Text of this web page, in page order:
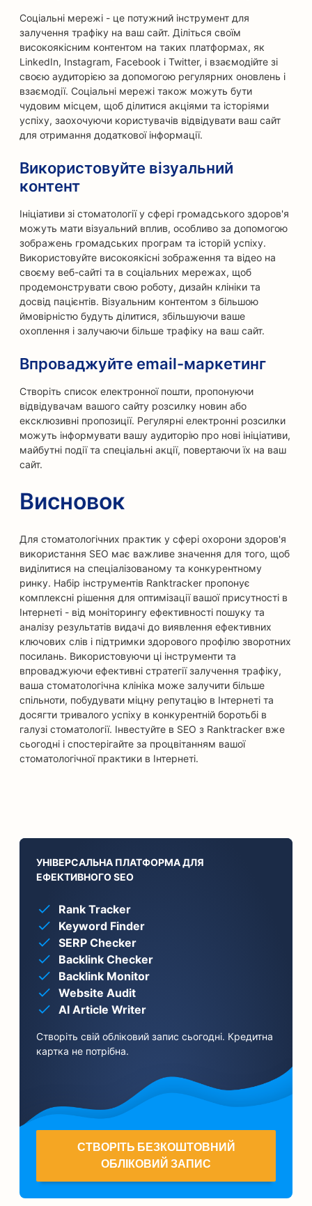
Соціальні мережі - це потужний інструмент для
залучення трафіку на ваш сайт. Діліться своїм
високоякісним контентом на таких платформах, як
LinkedIn, Instagram, Facebook і Twitter, і взаємодійте зі
своєю аудиторією за допомогою регулярних оновлень і
взаємодії. Соціальні мережі також можуть бути
чудовим місцем, щоб ділитися акціями та історіями
успіху, заохочуючи користувачів відвідувати ваш сайт
для отримання додаткової інформації.
Використовуйте візуальний
контент
Ініціативи зі стоматології у сфері громадського здоров'я
можуть мати візуальний вплив, особливо за допомогою
зображень громадських програм та історій успіху.
Використовуйте високоякісні зображення та відео на
своєму веб-сайті та в соціальних мережах, щоб
продемонструвати свою роботу, дизайн клініки та
досвід пацієнтів. Візуальним контентом з більшою
ймовірністю будуть ділитися, збільшуючи ваше
охоплення і залучаючи більше трафіку на ваш сайт.
Впроваджуйте email-маркетинг
Створіть список електронної пошти, пропонуючи
відвідувачам вашого сайту розсилку новин або
ексклюзивні пропозиції. Регулярні електронні розсилки
можуть інформувати вашу аудиторію про нові ініціативи,
майбутні події та спеціальні акції, повертаючи їх на ваш
сайт.
Висновок
Для стоматологічних практик у сфері охорони здоров'я
використання SEO має важливе значення для того, щоб
виділитися на спеціалізованому та конкурентному
ринку. Набір інструментів Ranktracker пропонує
комплексні рішення для оптимізації вашої присутності в
Інтернеті - від моніторингу ефективності пошуку та
аналізу результатів видачі до виявлення ефективних
ключових слів і підтримки здорового профілю зворотних
посилань. Використовуючи ці інструменти та
впроваджуючи ефективні стратегії залучення трафіку,
ваша стоматологічна клініка може залучити більше
спільноти, побудувати міцну репутацію в Інтернеті та
досягти тривалого успіху в конкурентній боротьбі в
галузі стоматології. Інвестуйте в SEO з Ranktracker вже
сьогодні і спостерігайте за процвітанням вашої
стоматологічної практики в Інтернеті.
УНІВЕРСАЛЬНА ПЛАТФОРМА ДЛЯ
ЕФЕКТИВНОГО SEO
Rank Tracker
Keyword Finder
SERP Checker
Backlink Checker
Backlink Monitor
Website Audit
AI Article Writer
Створіть свій обліковий запис сьогодні. Кредитна
картка не потрібна.
СТВОРІТЬ БЕЗКОШТОВНИЙ
ОБЛІКОВИЙ ЗАПИС